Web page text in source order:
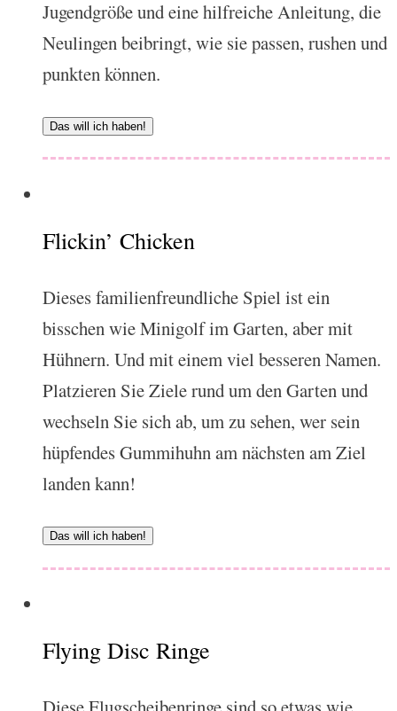
Jugendgröße und eine hilfreiche Anleitung, die
Neulingen beibringt, wie sie passen, rushen und
punkten können.
Das will ich haben!
Flickin’ Chicken
Dieses familienfreundliche Spiel ist ein
bisschen wie Minigolf im Garten, aber mit
Hühnern. Und mit einem viel besseren Namen.
Platzieren Sie Ziele rund um den Garten und
wechseln Sie sich ab, um zu sehen, wer sein
hüpfendes Gummihuhn am nächsten am Ziel
landen kann!
Das will ich haben!
Flying Disc Ringe